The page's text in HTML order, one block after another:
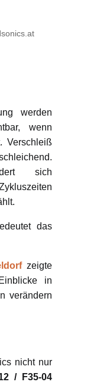
werden
wenn
Verschleiß
sich
das
zeigte
in
verändern
nicht nur
/ F35-04